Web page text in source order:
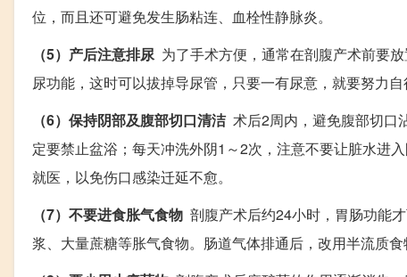
位，而且还可避免发生肠粘连、血栓性静脉炎。
（5）产后注意排尿为了手术方便，通常在剖腹产术前要
尿功能，这时可以拔掉导尿管，只要一有尿意，就要努力
（6）保持阴部及腹部切口清洁术后2周内，避免腹部切口
定要禁止盆浴；每天冲洗外阴1～2次，注意不要让脏水进
就医，以免伤口感染迁延不愈。
（7）不要进食胀气食物 剖腹产术后约24小时，胃肠功能
浆、大量蔗糖等胀气食物。肠道气体排通后，改用半流质